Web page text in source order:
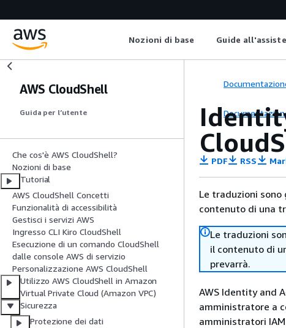
Nozioni di base Guide
AWS CloudShell
Guida per l’utente
Che cos'è AWS CloudShell?
Nozioni di base
Tutorial
AWS CloudShell Concetti
Funzionalità di accessibilità
Gestisci i servizi AWS
Ingresso CLI Kiro CloudShell
Esecuzione di un comando CloudShell
dalle console AWS di servizio
Personalizzazione AWS CloudShell
Utilizzo AWS CloudShell in Amazon
Virtual Private Cloud (Amazon VPC)
Sicurezza
Protezione dei dati
PDF RSS
Le traduzioni
contenuto di una
Le traduzioni
il contenuto di
prevarrà.
AWS Identity and
amministratore a
amministratori